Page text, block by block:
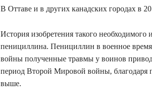
В Оттаве и в других канадских городах в
История изобретения такого
пенициллина. Пенициллин в военное
войны полученные травмы у воинов
период Второй Мировой войны, благодаря
выше.